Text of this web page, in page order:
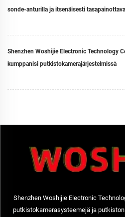
sonde-anturilla ja itsenäisesti
Shenzhen Woshijie Electronic Technology
kumppanisi putkistokamerajärjestelmissä
Shenzhen Woshijie Electronic
putkistokamerasysteemejä ja